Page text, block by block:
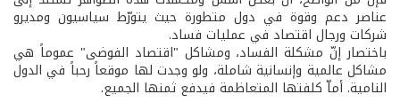
عناصر دعم وقوة في دول متطورة حيث يتورّط سياسيون ومديرو
شركات ورجال اقتصاد في عمليات فساد.
باختصار إنّ مشكلة الفساد، ومشاكل "اقتصاد الفوضى" عموماً هي
مشاكل عالمية وإنسانية شاملة، ولو وجدت لها موقعاً رحباً في الدول
النامية. أماّ كلفتها المتعاظمة فيدفع ثمنها الجميع.